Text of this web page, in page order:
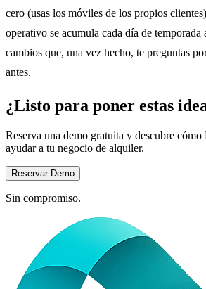
cero (usas los móviles de los propios
operativo se acumula cada día de temporada
cambios que, una vez hecho, te preguntas
antes.
¿Listo para poner estas
Reserva una demo gratuita y descubre
ayudar a tu negocio de alquiler.
Reservar Demo
Sin compromiso.